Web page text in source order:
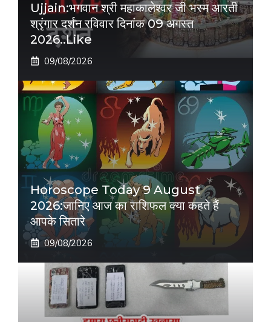
Ujjain:भगवान श्री महाकालेश्वर जी भस्म आरती
श्रृंगार दर्शन रविवार दिनांक 09 अगस्त
2026..like
09/08/2026
Horoscope Today 9 August
2026:जानिए आज का राशिफल क्या कहते हैं
आपके सितारे
09/08/2026